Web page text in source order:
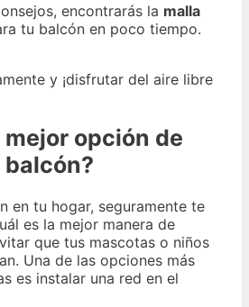
encontrarás la malla
tu balcón en poco tiempo.
y ¡disfrutar del aire libre
mejor opción de
en tu hogar, seguramente te
es la mejor manera de
que tus mascotas o niños
Una de las opciones más
es instalar una red en el